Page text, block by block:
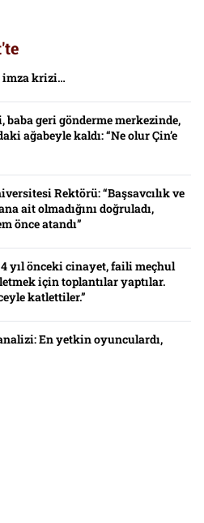
imza krizi…
baba geri gönderme merkezinde,
ağabeyle kaldı: “Ne olur Çin’e
Rektörü: “Başsavcılık ve
ait olmadığını doğruladı,
önce atandı”
4 yıl önceki cinayet, faili meçhul
için toplantılar yaptılar.
katlettiler.”
En yetkin oyunculardı,